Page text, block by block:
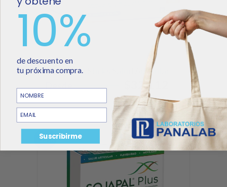
Cartrexan Sticks Salud Articular
Desde$42.816 32.112
-35%
10%
de descuento en
tu próximacompra.
NOMBRE
email
Suscribirme